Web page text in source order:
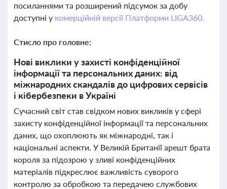
посиланнями та розширений підсумок за добу
доступні у комерційній версії Платформи LIGA360.
Стисло про головне:
Нові виклики у захисті конфіденційної
інформації та персональних даних: від
міжнародних скандалів до цифрових сервісів
і кібербезпеки в Україні
Сучасний світ став свідком нових викликів у сфері
захисту конфіденційної інформації та персональних
даних, що охоплюють як міжнародні, так і
національні аспекти. У Великій Британії арешт брата
короля за підозрою у зливі конфіденційних
матеріалів підкреслює важливість суворого
контролю за обробкою та передачею службових